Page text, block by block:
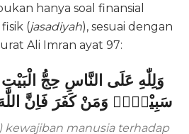
hanya soal finansial
(jasadiyah), sesuai dengan
Ali Imran ayat 97:
وَلِلّٰهِ عَلَى النَّاسِ حِجُّ
سَبِيْلًاۗ وَمَنْ كَفَرَ فَاِنَّ
kewajiban manusia terhadap